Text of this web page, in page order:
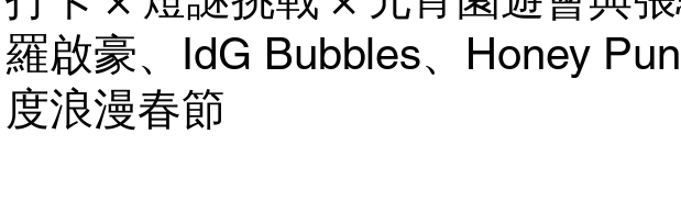
羅啟豪、IdG Bubbles、Honey
度浪漫春節